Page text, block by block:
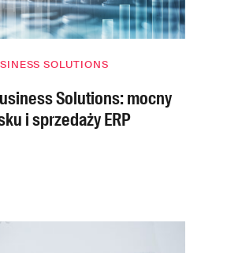
SOLUTIONS
Solutions: mocny
i sprzedaży ERP